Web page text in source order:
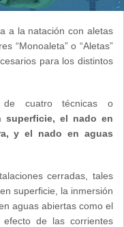
a la natación con aletas
“Monoaleta” o “Aletas”
para los distintos
cuatro técnicas o
superficie, el nado en
y el nado en aguas
cerradas, tales
superficie, la inmersión
aguas abiertas como el
de las corrientes